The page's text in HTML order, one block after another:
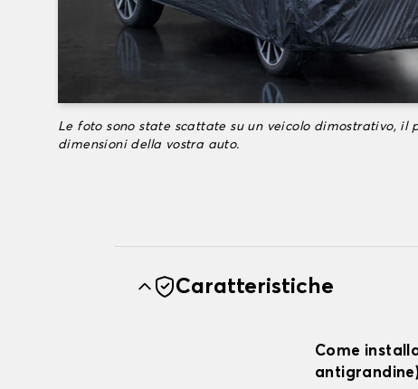
Le foto sono state scattate su un veicolo dimostrativo, il
dimensioni della vostra auto.
Caratteristiche
Come